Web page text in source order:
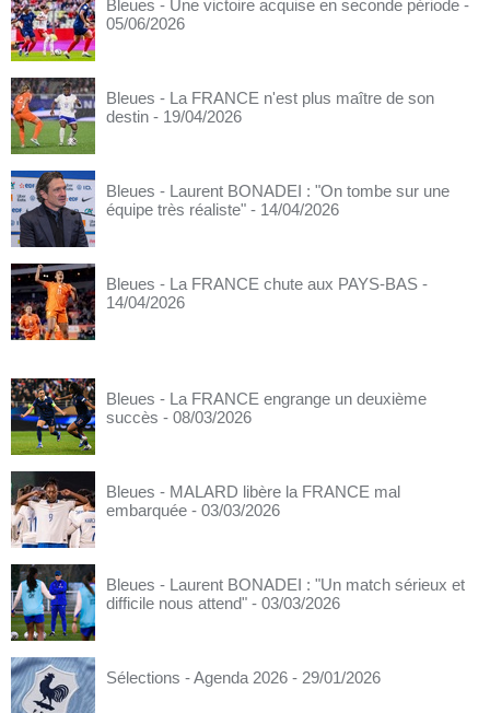
Bleues - Une victoire acquise en seconde période -
05/06/2026
Bleues - La FRANCE n'est plus maître de son
destin - 19/04/2026
Bleues - Laurent BONADEI : "On tombe sur une
équipe très réaliste" - 14/04/2026
Bleues - La FRANCE chute aux PAYS-BAS -
14/04/2026
Bleues - La FRANCE engrange un deuxième
succès - 08/03/2026
Bleues - MALARD libère la FRANCE mal
embarquée - 03/03/2026
Bleues - Laurent BONADEI : "Un match sérieux et
difficile nous attend" - 03/03/2026
Sélections - Agenda 2026 - 29/01/2026